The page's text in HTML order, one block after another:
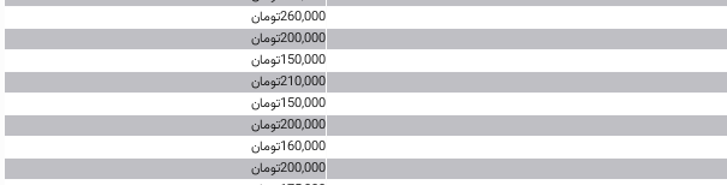
260,000تومان
200,000تومان
150,000تومان
210,000تومان
150,000تومان
200,000تومان
160,000تومان
200,000تومان